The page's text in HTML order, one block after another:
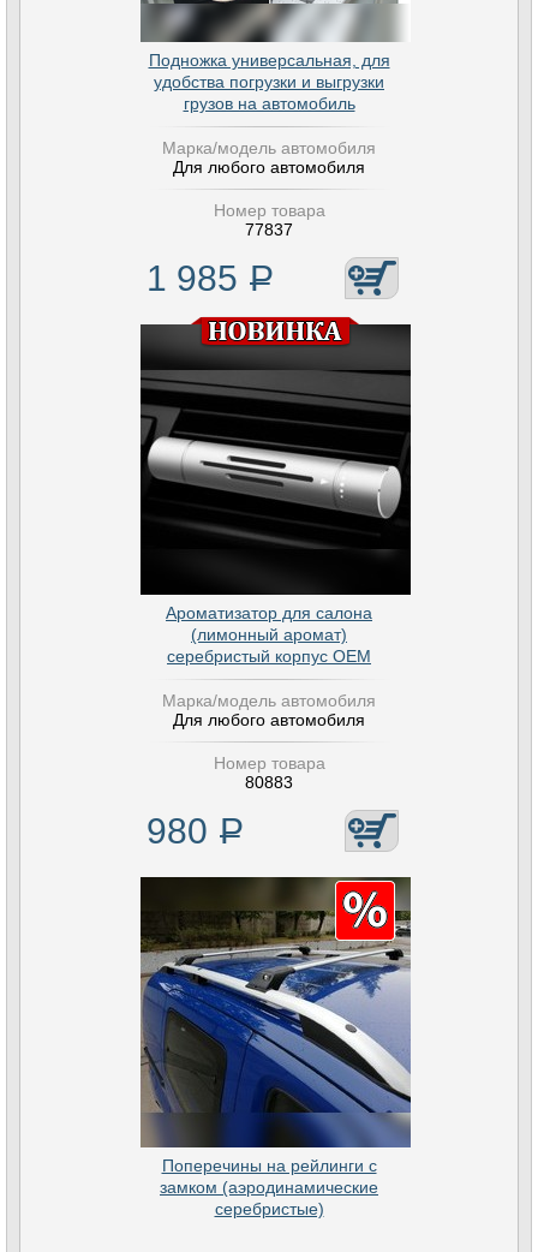
Подножка универсальная, для
удобства погрузки и выгрузки
грузов на автомобиль
Марка/модель автомобиля
Для любого автомобиля
Номер товара
77837
1 985 Р
Ароматизатор для салона
(лимонный аромат)
серебристый корпус OEM
Марка/модель автомобиля
Для любого автомобиля
Номер товара
80883
980 Р
Поперечины на рейлинги с
замком (аэродинамические
серебристые)